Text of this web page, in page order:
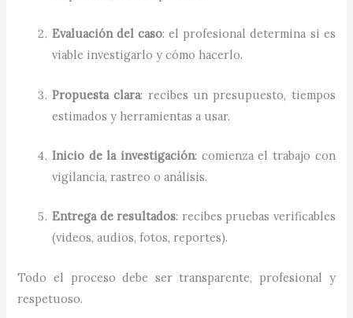
Evaluación del caso: el profesional determina si es
viable investigarlo y cómo hacerlo.
Propuesta clara: recibes un presupuesto, tiempos
estimados y herramientas a usar.
Inicio de la investigación: comienza el trabajo con
vigilancia, rastreo o análisis.
Entrega de resultados: recibes pruebas verificables
(videos, audios, fotos, reportes).
Todo el proceso debe ser transparente, profesional y
respetuoso.